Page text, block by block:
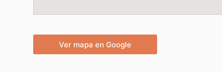
Ver mapa en Google